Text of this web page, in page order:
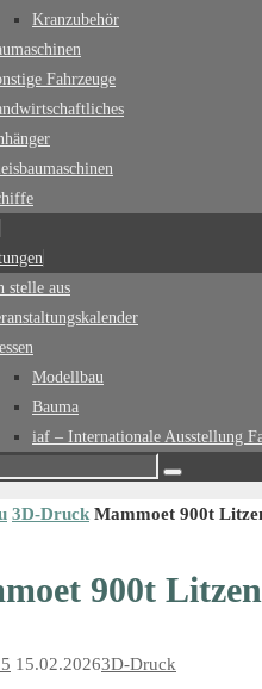
Kranzubehör
Fahrzeuge
stelle aus
Modellbau
Bauma
iaf – Internationale Ausstellung
Suchen
3D-Druck Mammoet 900t
900t
15.02.20263D-Druck